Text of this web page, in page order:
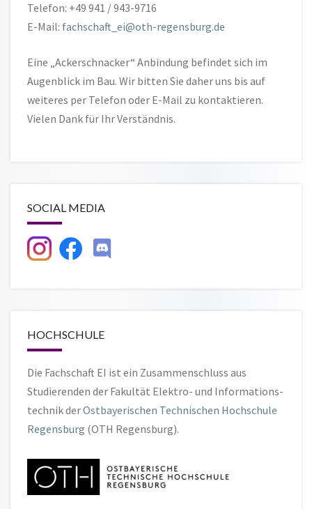
Telefon: +49 941 / 943-9716
E-Mail: fachschaft_ei@oth-regensburg.de
Eine „Ackerschnacker“ Anbindung befindet sich im
Augenblick im Bau. Wir bitten Sie daher uns bis auf
weiteres per Telefon oder E-Mail zu kontaktieren.
Vielen Dank für Ihr Verständnis.
SOCIAL MEDIA
HOCHSCHULE
Die Fachschaft EI ist ein Zusammen­schluss aus
Studierenden der Fakultät Elektro- und Informations­
technik derOstbayerischen Technischen Hochschule
Regensburg (OTH Regensburg).